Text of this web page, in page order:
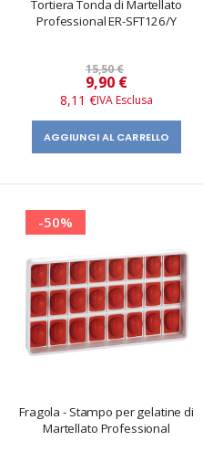
Tortiera Tonda di Martellato
Professional ER-SFT126/Y
15,50 €
Prezzo
speciale
9,90 €
8,11 €
AGGIUNGI AL CARRELLO
-50%
Fragola - Stampo per gelatine di
Martellato Professional